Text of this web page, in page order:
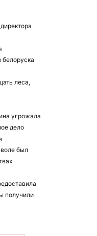
леса,
угрожала
дело
был
получили